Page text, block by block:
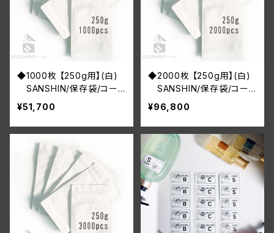
◆1000枚 【250g用】(白)
SANSHIN/保存袋/コー
ヒー豆/ジッパー付き/インナ
ーバルブ付/小分け袋/防湿/
送料無料
¥51,700
◆2000枚 【250g用】(白)
SANSHIN/保存袋/コー
ヒー豆/ジッパー付き/インナ
ーバルブ付/小分け袋/防湿/
送料無料
¥96,800